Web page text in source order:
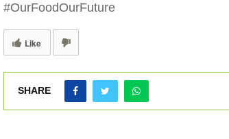
#OurFoodOurFuture
Like
SHARE